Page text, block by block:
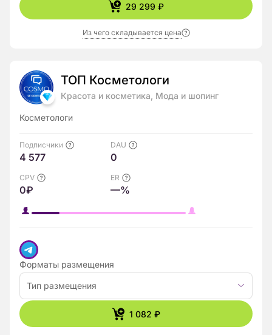
29 299 ₽
Из чего складывается цена
ТОП Косметологи
Красота и косметика, Мода и шопинг
Косметологи
Подписчики
4 577
DAU
0
CPV
0₽
ER
—%
Форматы размещения
Тип размещения
1 082 ₽